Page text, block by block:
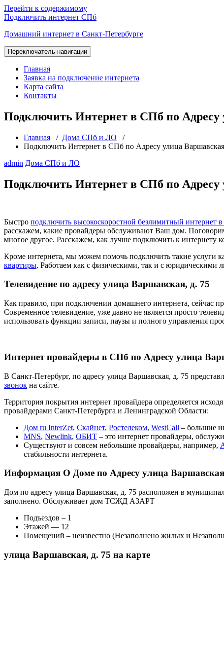
Перейти к содержимому
Подключить интернет СПб
Домашний интернет в Санкт-Петербурге
Переключатель навигации
Главная
Заявка на подключение интернета
Карта сайта
Контакты
Подключить Интернет в СПб по Адресу
Главная / Дома СПб и ЛО /
Подключить Интернет в СПб по Адресу улица
admin Дома СПб и ЛО
Подключить Интернет в СПб по Адресу
Быстро подключить высокоскоростной безлимитный интернет
расскажем, какие провайдеры обслуживают Ваш дом.
многое другое. Расскажем, как лучше подключить к
Кроме интернета, мы можем помочь подключить такие услуги
квартиры. Работаем как с физическими, так и с юридическими
Телевидение по адресу улица Варшавская, д. 75
Как правило, при подключении домашнего интернета, сейчас
Современное телевидение, уже давно не является просто
использовать функции записи, паузы и полного управления
Интернет провайдеры в СПб по Адресу улица
В Санкт-Петербург, по адресу улица Варшавская, д. 75
звонок на сайте.
Территория покрытия интернет провайдера определяется
провайдерами Санкт-Петербурга и Ленинградской Области:
Дом ru InterZet, Скайнет, Ростелеком, WestCall – большие
MNS, Newlink, ОБИТ – это интернет провайдеры,
Существуют и совсем небольшие провайдеры, например,
стабильности интернета.
Информация О Доме по Адресу улица
Дом по адресу улица Варшавская, д. 75 расположен в
заполнено. Обслуживает дом ТСЖД АЗАРТ
Подъездов – 1
Этажей — 12
Помещений – неизвестно (Незаполнено жилых и
улица Варшавская, д. 75 на карте